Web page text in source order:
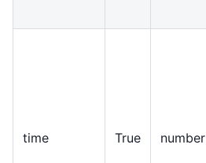
time True number